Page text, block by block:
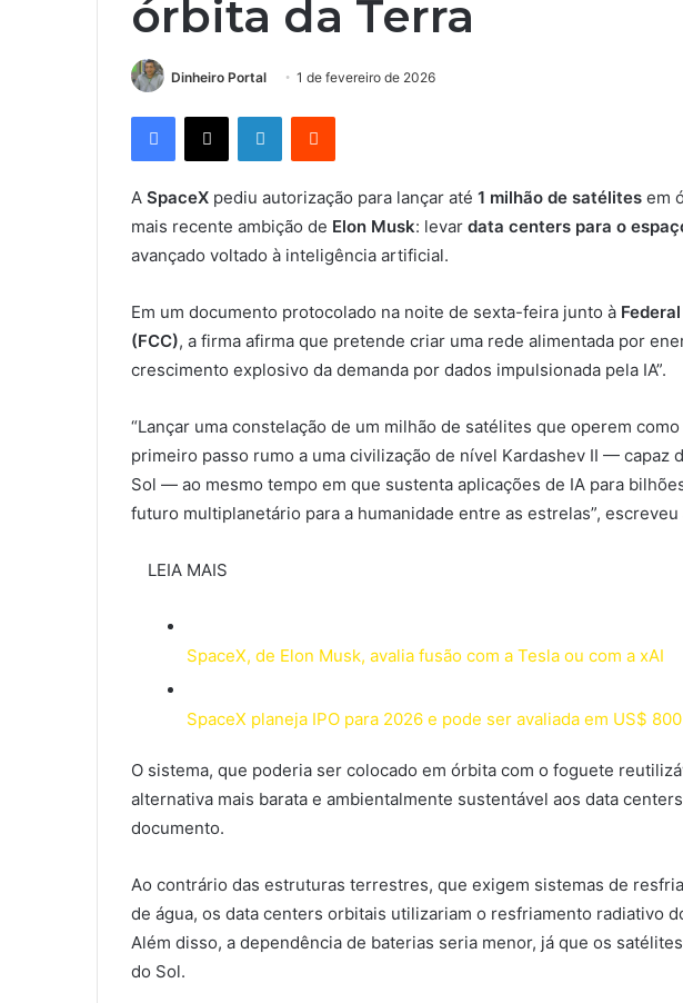
órbita da Terra
Dinheiro Portal 1 de fevereiro de 2026
Facebook
X LinkedinReddit
A SpaceX pediu autorização para lançar até 1 milhão de satélites em
mais recente ambição de Elon Musk: levar data centers para o
avançado voltado à inteligência artificial.
Em um documento protocolado na noite de sexta-feira junto à
(FCC), a firma afirma que pretende criar uma rede alimentada por
crescimento explosivo da demanda por dados impulsionada pela IA”.
“Lançar uma constelação de um milhão de satélites que operem
primeiro passo rumo a uma civilização de nível Kardashev II — capaz
Sol — ao mesmo tempo em que sustenta aplicações de IA para
futuro multiplanetário para a humanidade entre as estrelas”, escreveu
LEIA MAIS
SpaceX, de Elon Musk, avalia fusão com a Tesla ou com a xAI
SpaceX planeja IPO para 2026 e pode ser avaliada em US$
O sistema, que poderia ser colocado em órbita com o foguete
alternativa mais barata e ambientalmente sustentável aos data
documento.
Ao contrário das estruturas terrestres, que exigem sistemas de
de água, os data centers orbitais utilizariam o resfriamento radiativo
Além disso, a dependência de baterias seria menor, já que os
do Sol.